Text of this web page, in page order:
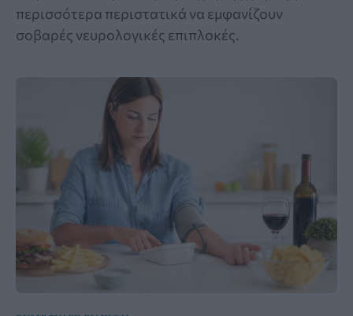
περισσότερα περιστατικά να εμφανίζουν
σοβαρές νευρολογικές επιπλοκές.